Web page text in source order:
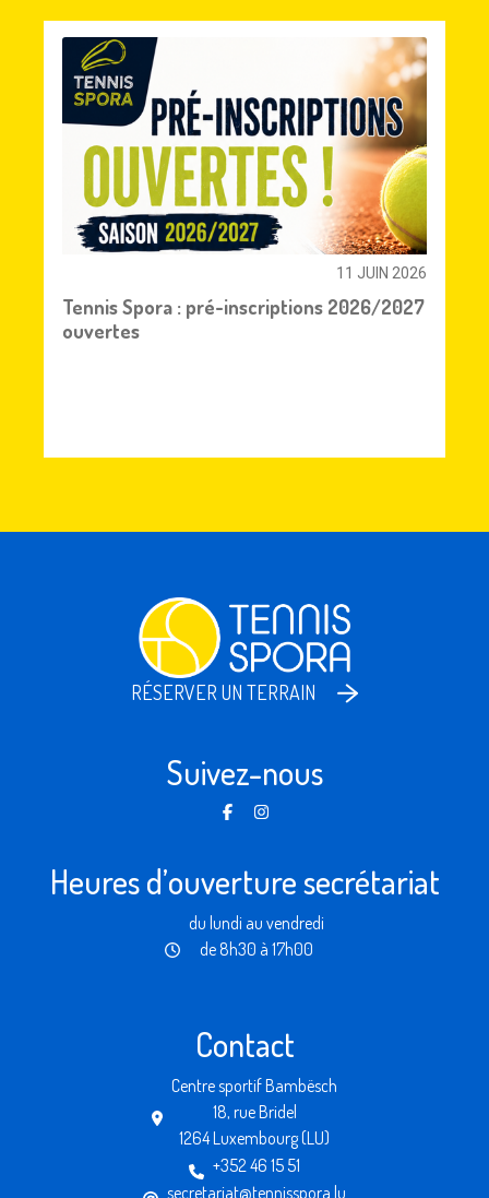
11 JUIN 2026
Tennis Spora : pré-inscriptions 2026/2027
ouvertes
RÉSERVER UN TERRAIN
Suivez-nous
Heures d’ouverture secrétariat
du lundi au vendredi
de 8h30 à 17h00
Contact
Centre sportif Bambësch
18, rue Bridel
1264 Luxembourg (LU)
+352 46 15 51
secretariat@tennisspora.lu